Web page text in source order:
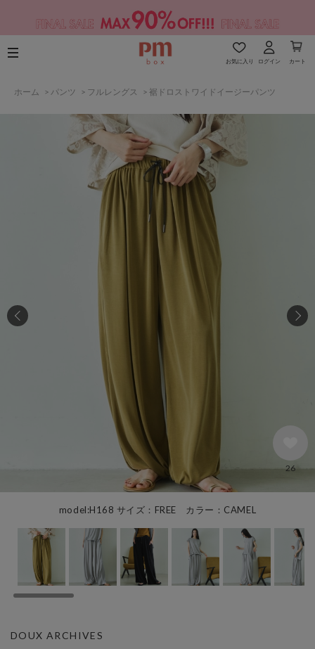
お気に入り ログイン カート
ホーム > パンツ > フルレングス > 裾ドロストワイドイージーパンツ
model:H168 サイズ：FREE カラー：CAMEL
26
DOUX ARCHIVES